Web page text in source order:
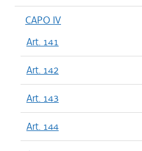
CAPO IV
Art. 141
Art. 142
Art. 143
Art. 144